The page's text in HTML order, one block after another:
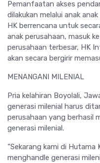
Pemanfaatan akses
dilakukan melalui anak
HK berrencana untuk
anak perusahaan, masuk
perusahaan terbesar, HK
akan secara bergirir
MENANGANI MILENIAL
Pria kelahiran Boyolali,
generasi milenial harus
perusahaan yang berhasil
generasi milenial.
“Sekarang kami di Hutama
menghandle generasi